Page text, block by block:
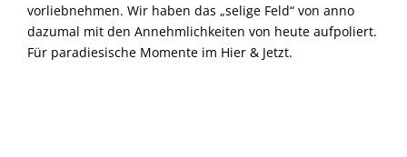
vorliebnehmen. Wir haben das „selige Feld“ von anno
dazumal mit den Annehmlichkeiten von heute aufpoliert.
Für paradiesische Momente im Hier & Jetzt.